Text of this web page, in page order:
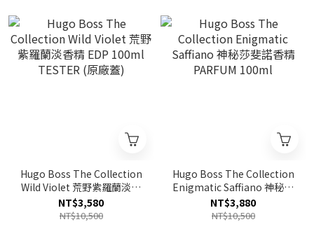
Hugo Boss The Collection
Wild Violet 荒野紫羅蘭淡香
精 EDP 100ml TESTER (原
廠蓋)
NT$3,580
NT$10,500
Hugo Boss The Collection
Enigmatic Saffiano 神秘莎
斐諾香精 PARFUM 100ml
NT$3,880
NT$10,500